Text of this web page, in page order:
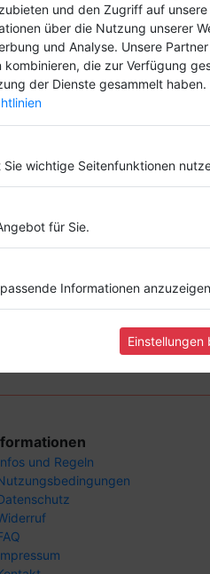
und bringe deinen
und Regeln
und den Zugriff auf
über die Nutzung unserer
und Analyse. Unsere
kombinieren, die zur Verfügung
der Dienste gesammelt haben.
wichtige Seitenfunktionen
für Sie.
Informationen
Einstellungen